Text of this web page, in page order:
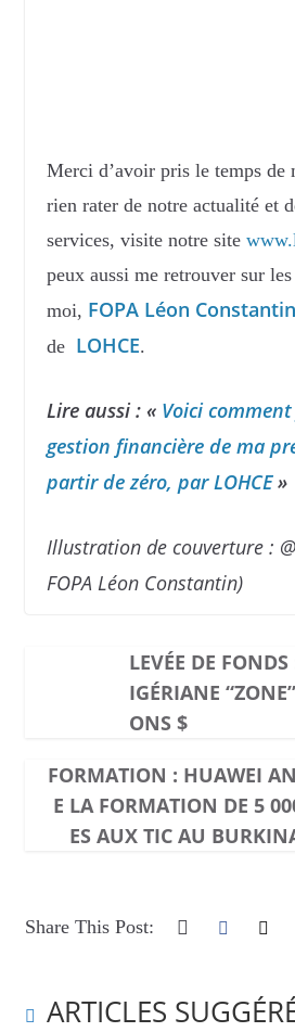
Merci d’avoir pris le temps de
rien rater de notre actualité et
services, visite notre site
peux aussi me retrouver sur
moi, FOPA Léon Constantin
de LOHCE.
Lire aussi : « Voici
gestion financière de ma
partir de zéro, par LOHCE»
Illustration de couverture :
FOPA Léon Constantin)
LEVÉE DE
IGÉRIANE
ONS $
FORMATION : HUAWEI
E LA FORMATION DE 5
ES AUX TIC AU
Share This Post:
ARTICLES